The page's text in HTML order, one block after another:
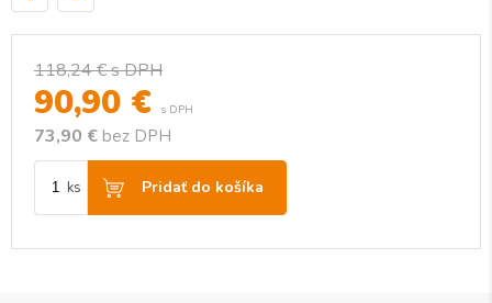
118,24 €s DPH
90,90 € s DPH
73,90 € bez DPH
ks Pridať do košíka